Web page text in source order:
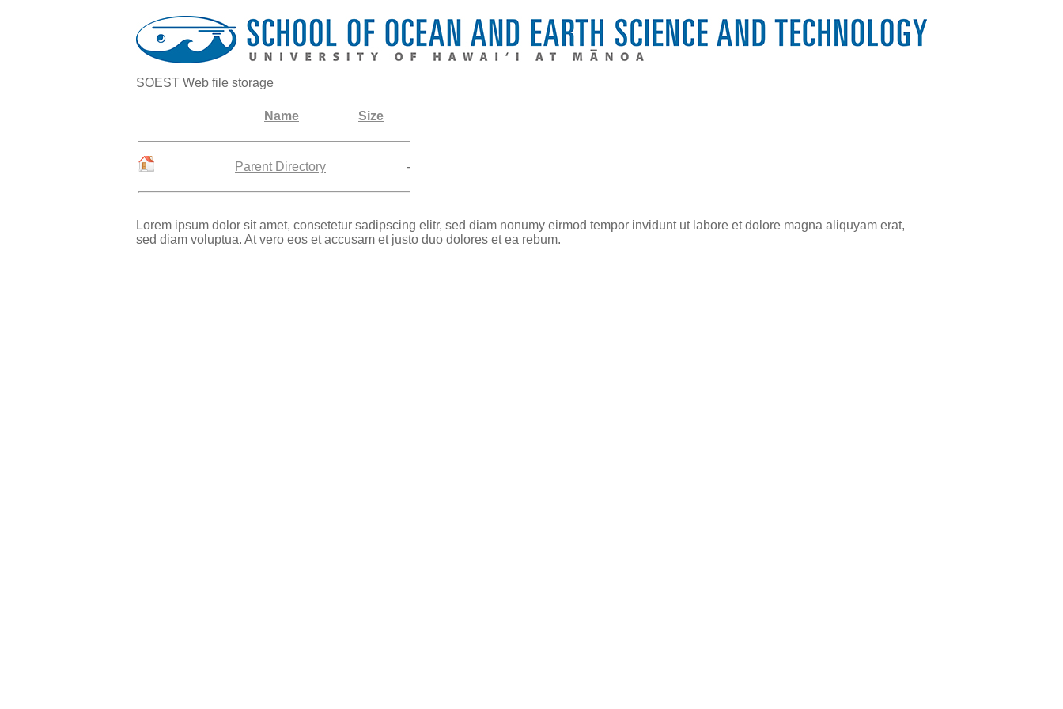
SOEST Web file storage
Name Size
Parent Directory -
Lorem ipsum dolor sit amet, consetetur sadipscing elitr, sed diam nonumy eirmod tempor invidunt ut labore et dolore magna aliquyam erat,
sed diam voluptua. At vero eos et accusam et justo duo dolores et ea rebum.